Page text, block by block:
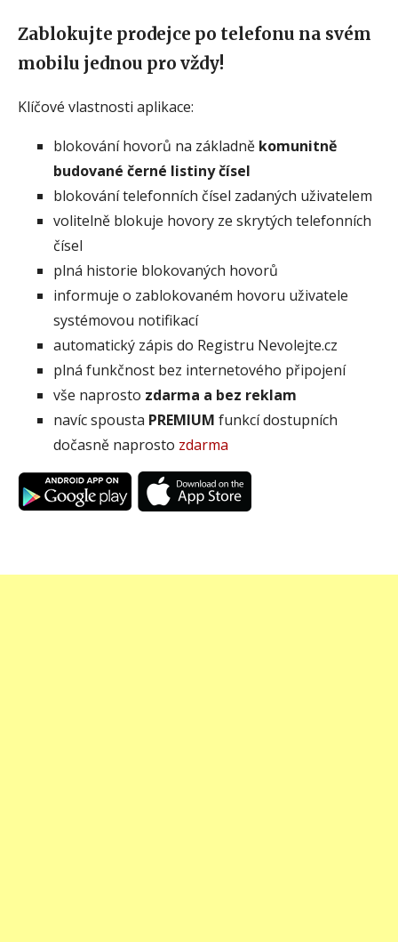
Zablokujte prodejce po telefonu na svém
mobilu jednou pro vždy!
Klíčové vlastnosti aplikace:
blokování hovorů na základně komunitně
budované černé listiny čísel
blokování telefonních čísel zadaných uživatelem
volitelně blokuje hovory ze skrytých telefonních
čísel
plná historie blokovaných hovorů
informuje o zablokovaném hovoru uživatele
systémovou notifikací
automatický zápis do Registru Nevolejte.cz
plná funkčnost bez internetového připojení
vše naprosto zdarma a bez reklam
navíc spousta PREMIUM funkcí dostupních
dočasně naprosto zdarma